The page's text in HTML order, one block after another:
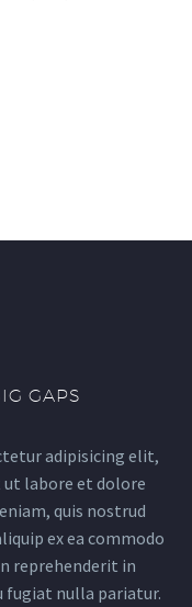
GAPS
adipisicing elit,
ut labore et dolore
quis nostrud
ex ea commodo
reprehenderit in
fugiat nulla pariatur.